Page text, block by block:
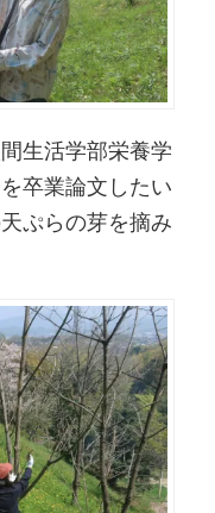
生活学部栄養学
卒業論文したい
ぷらの芽を摘み